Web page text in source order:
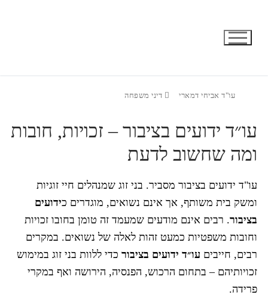
עו"ד אביחי דמארי דיני משפחה
עו״ד ידועים בציבור – זכויות, חובות
ומה שחשוב לדעת
עו"ד ידועים בציבור מסביר. בני זוג שמנהלים חיי זוגיות
ומשק בית משותף, אך אינם נשואים, מוגדרים כידועים
בציבור. רבים אינם מודעים שמעמד זה טומן בחובו זכויות
וחובות משפטיות כמעט זהות לאלה של נשואים. במקרים
רבים, חייבים עו״ד ידועים בציבור כדי ללוות בני זוג במימוש
זכויותיהם – בתחום הרכוש, הפנסיה, הירושה ואף במקרי
פרידה.